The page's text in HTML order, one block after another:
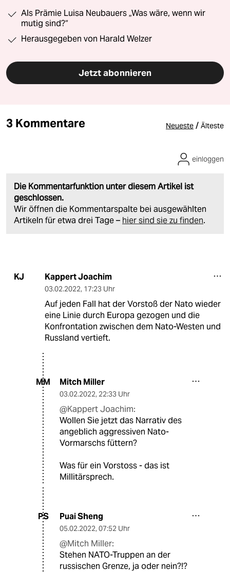
Als Prämie Luisa Neubauers „Was wäre, wenn wir
mutig sind?“
Herausgegeben von Harald Welzer
Jetzt abonnieren
3 Kommentare Neueste / Älteste
Die Kommentarfunktion unter diesem Artikel ist
geschlossen.
Wir öffnen die Kommentarspalte bei ausgewählten
Artikeln für etwa drei Tage – hier sind sie zu finden.
einloggen
KJ Kappert Joachim
03.02.2022, 17:23 Uhr
Auf jeden Fall hat der Vorstoß der Nato wieder
eine Linie durch Europa gezogen und die
Konfrontation zwischen dem Nato-Westen und
Russland vertieft.
MM Mitch Miller
03.02.2022, 22:33 Uhr
@Kappert Joachim:
Wollen Sie jetzt das Narrativ des
angeblich aggressiven Nato-
Vormarschs füttern?
Was für ein Vorstoss - das ist
Millitärsprech.
PS Puai Sheng
05.02.2022, 07:52 Uhr
@Mitch Miller:
Stehen NATO-Truppen an der
russischen Grenze, ja oder nein?!?